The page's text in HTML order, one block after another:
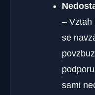
– Vztah
se
sami